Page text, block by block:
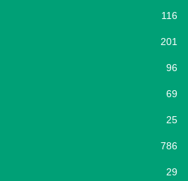
116
201
96
69
25
786
29